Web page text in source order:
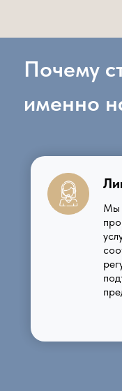
Почему
именно
Мы